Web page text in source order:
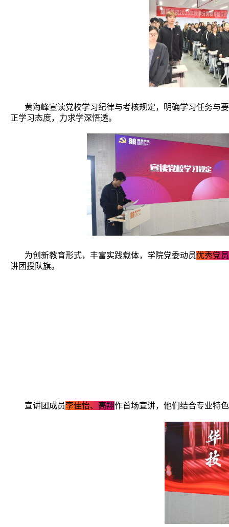
黄海峰宣读党校学习纪律与考核规定，明确学习任务与
正学习态度，力求学深悟透。
为创新教育形式，丰富实践载体，学院党委动员优秀党员
讲团授队旗。
宣讲团成员李佳怡、高翔作首场宣讲，他们结合专业特